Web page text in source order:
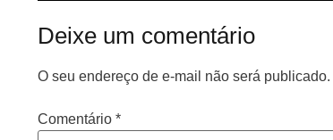
Deixe um comentário
O seu endereço de e-mail não será publicado.
Comentário *